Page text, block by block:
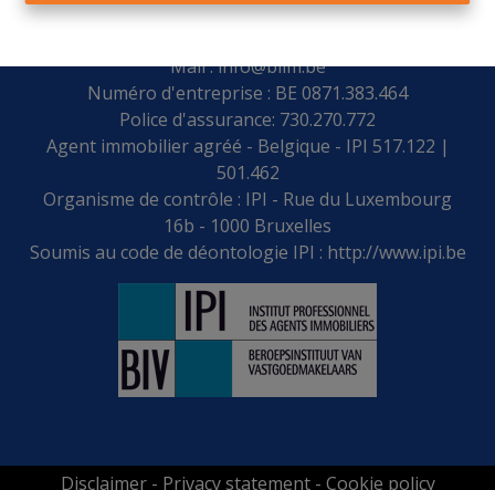
Place Leblanc 28 - 4170 COMBLAIN-AU-PONT
Mail :info@blim.be
Numéro d'entreprise : BE 0871.383.464
Police d'assurance: 730.270.772
Agent immobilier agréé - Belgique - IPI 517.122 |
501.462
Organisme de contrôle : IPI - Rue du Luxembourg
16b - 1000 Bruxelles
Soumis au code de déontologie IPI : http://www.ipi.be
Disclaimer- Privacy statement- Cookie policy